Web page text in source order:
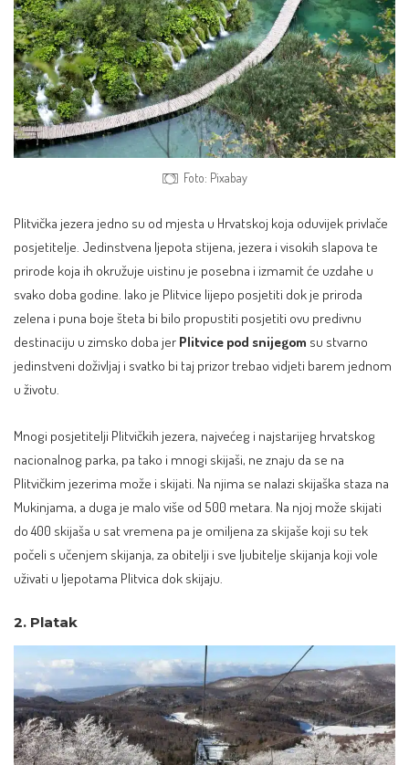
Foto: Pixabay
Plitvička jezera jedno su od mjesta u Hrvatskoj koja oduvijek privlače
posjetitelje. Jedinstvena ljepota stijena, jezera i visokih slapova te
prirode koja ih okružuje uistinu je posebna i izmamit će uzdahe u
svako doba godine. Iako je Plitvice lijepo posjetiti dok je priroda
zelena i puna boje šteta bi bilo propustiti posjetiti ovu predivnu
destinaciju u zimsko doba jer Plitvice pod snijegom su stvarno
jedinstveni doživljaj i svatko bi taj prizor trebao vidjeti barem jednom
u životu.
Mnogi posjetitelji Plitvičkih jezera, najvećeg i najstarijeg hrvatskog
nacionalnog parka, pa tako i mnogi skijaši, ne znaju da se na
Plitvičkim jezerima može i skijati. Na njima se nalazi skijaška staza na
Mukinjama, a duga je malo više od 500 metara. Na njoj može skijati
do 400 skijaša u sat vremena pa je omiljena za skijaše koji su tek
počeli s učenjem skijanja, za obitelji i sve ljubitelje skijanja koji vole
uživati u ljepotama Plitvica dok skijaju.
2. Platak